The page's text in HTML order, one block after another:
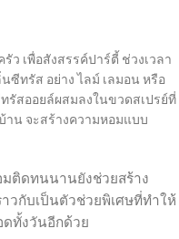
ว เพื่อสังสรรค์ปาร์ตี้ ช่วงเวลา
ซีทรัส อย่าง ไลม์ เลมอน หรือ
รัสออยล์ผสมลงในขวดสเปรย์ที่
าน จะสร้างความหอมแบบ
มติดทนนานยังช่วยสร้าง
วกับเป็นตัวช่วยพิเศษที่ทำให้
ทั้งวันอีกด้วย